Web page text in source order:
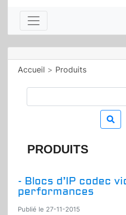
Accueil > Produits
PRODUITS
- Blocs d’IP codec
performances
Publié le 27-11-2015